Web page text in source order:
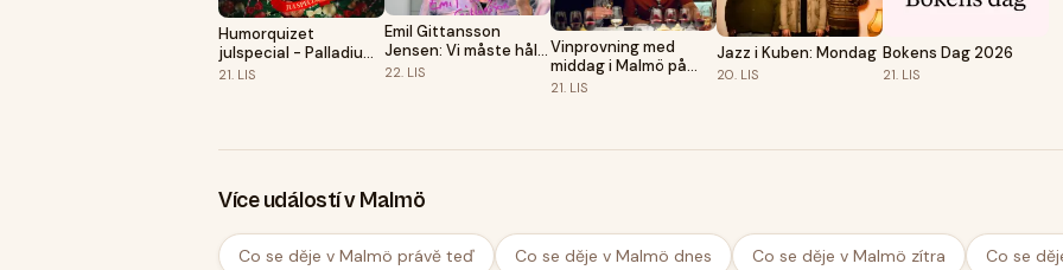
Humorquizet
julspecial - Palladium,
Malmö
21. LIS
Emil Gittansson
Jensen: Vi måste hålla
kontakten
22. LIS
Vinprovning med
middag i Malmö på
Hotel MJ's
21. LIS
Jazz i Kuben: Mondag
20. LIS
Bokens Dag 2026
21. LIS
Více událostí v Malmö
Co se děje v Malmö právě teď Co se děje v Malmö dnes Co se děje v Malmö zítra Co se